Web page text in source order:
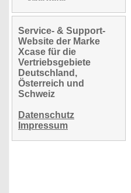
Service- & Support-
Website der Marke
Xcase für die
Vertriebsgebiete
Deutschland,
Österreich und
Schweiz
Datenschutz
Impressum